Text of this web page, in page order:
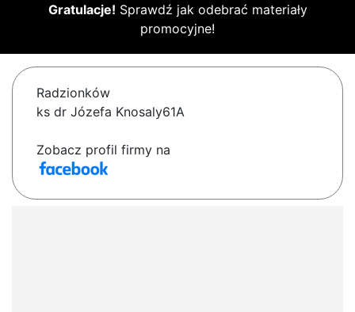
Gratulacje! Sprawdź jak odebrać materiały
promocyjne!
Radzionków
ks dr Józefa Knosaly61A
Zobacz profil firmy na